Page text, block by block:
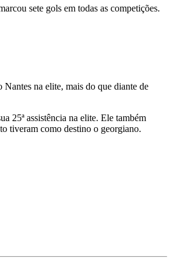
sete gols em todas as competições.
na elite, mais do que diante de
25ª assistência na elite. Ele também
tiveram como destino o georgiano.